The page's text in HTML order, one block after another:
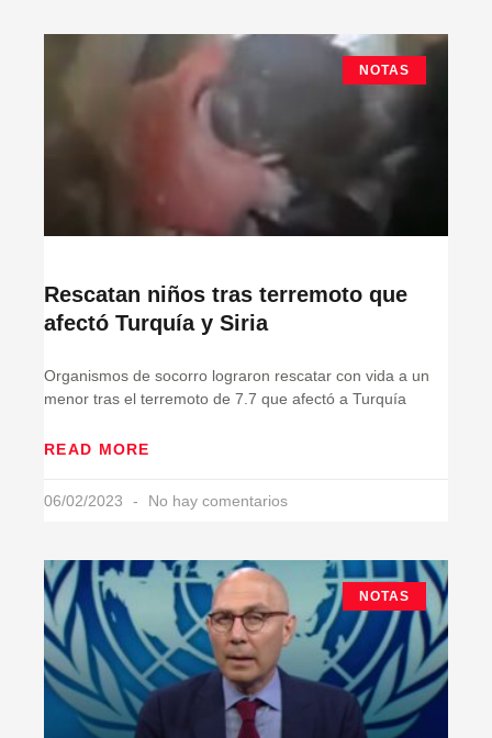
NOTAS
Rescatan niños tras terremoto que
afectó Turquía y Siria
Organismos de socorro lograron rescatar con vida a un
menor tras el terremoto de 7.7 que afectó a Turquía
READ MORE
06/02/2023 No hay comentarios
NOTAS